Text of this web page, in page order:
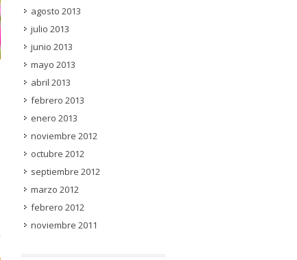
agosto 2013
julio 2013
junio 2013
mayo 2013
abril 2013
febrero 2013
enero 2013
noviembre 2012
octubre 2012
septiembre 2012
marzo 2012
febrero 2012
noviembre 2011